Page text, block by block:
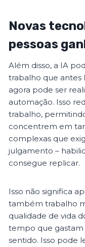
Novas
pessoas
Além disso, a IA
trabalho que antes
agora pode ser
automação. Isso
trabalho,
concentrem em
complexas que
julgamento –
consegue replicar.
Isso não significa
também trabalho
qualidade de vida
tempo que gastam
sentido. Isso pode